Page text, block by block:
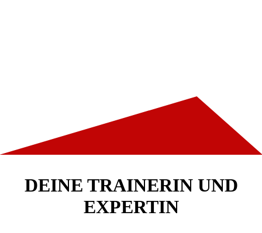
DEINE TRAINERIN UND
EXPERTIN